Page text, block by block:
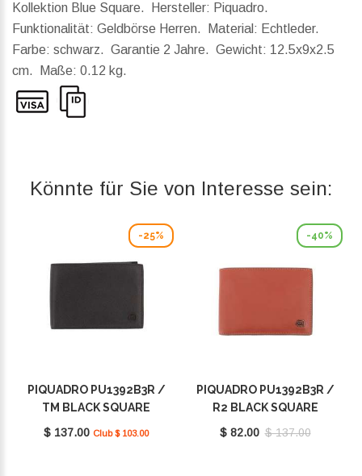
Kollektion Blue Square. Hersteller: Piquadro.
Funktionalität: Geldbörse Herren. Material: Echtleder.
Farbe: schwarz. Garantie 2 Jahre. Gewicht: 12.5x9x2.5
cm.
Maße: 0.12 kg.
Könnte für Sie von Interesse sein:
-25%
PIQUADRO PU1392B3R /
TM BLACK SQUARE
$ 137.00 Club $ 103.00
-40%
PIQUADRO PU1392B3R /
R2 BLACK SQUARE
$ 82.00 $ 137.00